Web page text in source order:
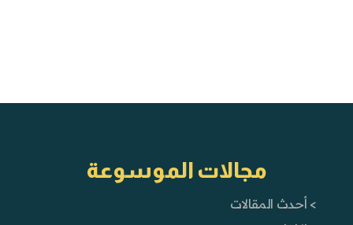
مجالات الموسوعة
> أحدث المقالات